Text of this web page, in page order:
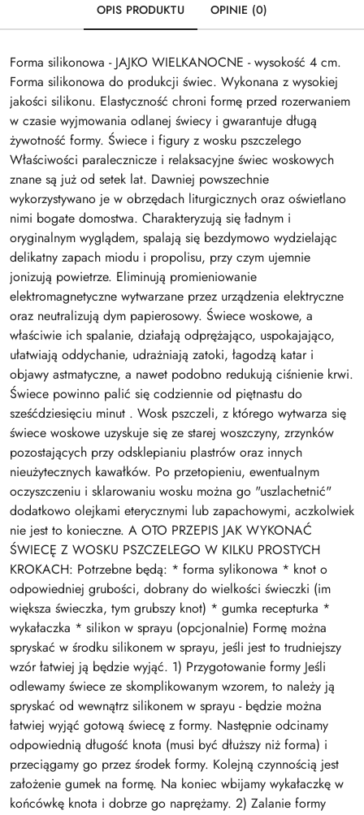
OPIS PRODUKTU OPINIE (0)
Forma silikonowa - JAJKO WIELKANOCNE - wysokość 4 cm.
Forma silikonowa do produkcji świec. Wykonana z wysokiej
jakości silikonu. Elastyczność chroni formę przed rozerwaniem
w czasie wyjmowania odlanej świecy i gwarantuje długą
żywotność formy. Świece i figury z wosku pszczelego
Właściwości paralecznicze i relaksacyjne świec woskowych
znane są już od setek lat. Dawniej powszechnie
wykorzystywano je w obrzędach liturgicznych oraz oświetlano
nimi bogate domostwa. Charakteryzują się ładnym i
oryginalnym wyglądem, spalają się bezdymowo wydzielając
delikatny zapach miodu i propolisu, przy czym ujemnie
jonizują powietrze. Eliminują promieniowanie
elektromagnetyczne wytwarzane przez urządzenia elektryczne
oraz neutralizują dym papierosowy. Świece woskowe, a
właściwie ich spalanie, działają odprężająco, uspokajająco,
ułatwiają oddychanie, udrażniają zatoki, łagodzą katar i
objawy astmatyczne, a nawet podobno redukują ciśnienie krwi.
Świece powinno palić się codziennie od piętnastu do
sześćdziesięciu minut . Wosk pszczeli, z którego wytwarza się
świece woskowe uzyskuje się ze starej woszczyny, zrzynków
pozostających przy odsklepianiu plastrów oraz innych
nieużytecznych kawałków. Po przetopieniu, ewentualnym
oczyszczeniu i sklarowaniu wosku można go "uszlachetnić"
dodatkowo olejkami eterycznymi lub zapachowymi, aczkolwiek
nie jest to konieczne. A OTO PRZEPIS JAK WYKONAĆ
ŚWIECĘ Z WOSKU PSZCZELEGO W KILKU PROSTYCH
KROKACH: Potrzebne będą: * forma sylikonowa * knot o
odpowiedniej grubości, dobrany do wielkości świeczki (im
większa świeczka, tym grubszy knot) * gumka recepturka *
wykałaczka * silikon w sprayu (opcjonalnie) Formę można
spryskać w środku silikonem w sprayu, jeśli jest to trudniejszy
wzór łatwiej ją będzie wyjąć. 1) Przygotowanie formy Jeśli
odlewamy świece ze skomplikowanym wzorem, to należy ją
spryskać od wewnątrz silikonem w sprayu - będzie można
łatwiej wyjąć gotową świecę z formy. Następnie odcinamy
odpowiednią długość knota (musi być dłuższy niż forma) i
przeciągamy go przez środek formy. Kolejną czynnością jest
założenie gumek na formę. Na koniec wbijamy wykałaczkę w
końcówkę knota i dobrze go naprężamy. 2) Zalanie formy